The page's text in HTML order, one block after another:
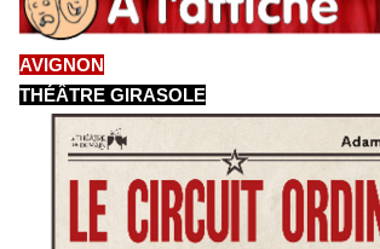
AVIGNON
THÉÂTRE GIRASOLE